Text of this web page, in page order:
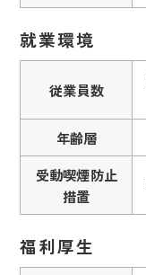
就業環境
従業員数
年齢層
受動喫煙防止
措置
福利厚生